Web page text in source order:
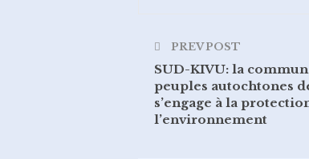
PREV POST
SUD-KIVU: la
peuples autochtones
s’engage à la
l’environnement